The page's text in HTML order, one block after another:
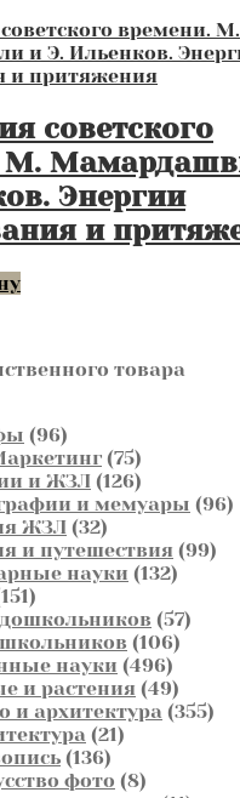
советского
М.
Энергии
и
товара
9696
товаров
7575
товаров
и ЖЗЛ 126126
товаров
и мемуары 9696
ЖЗЛ 3232
товара
и путешествия 9999
науки 132132
151151
товар
5757
106106
науки 496496
товаров
и растения 4949
и архитектура 355355
2121
136136
товаров
фото 88